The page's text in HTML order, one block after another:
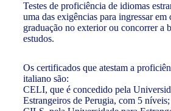
Testes de proficiência de idiomas
uma das exigências para ingressar em
graduação no exterior ou concorrer a
estudos.
Os certificados que atestam a
italiano são:
CELI, que é concedido pela
Estrangeiros de Perugia, com 5 níveis;